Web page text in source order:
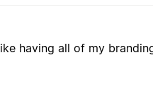
having all of my